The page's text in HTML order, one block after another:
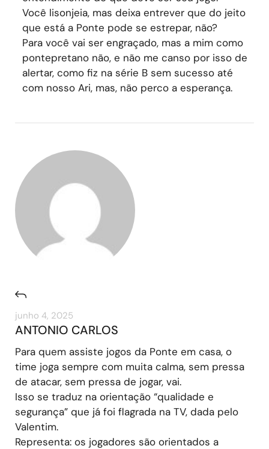
Você lisonjeia, mas deixa entrever que do jeito
que está a Ponte pode se estrepar, não?
Para você vai ser engraçado, mas a mim como
pontepretano não, e não me canso por isso de
alertar, como fiz na série B sem sucesso até
com nosso Ari, mas, não perco a esperança.
junho 4, 2025
ANTONIO CARLOS
Para quem assiste jogos da Ponte em casa, o
time joga sempre com muita calma, sem pressa
de atacar, sem pressa de jogar, vai.
Isso se traduz na orientação “qualidade e
segurança” que já foi flagrada na TV, dada pelo
Valentim.
Representa: os jogadores são orientados a